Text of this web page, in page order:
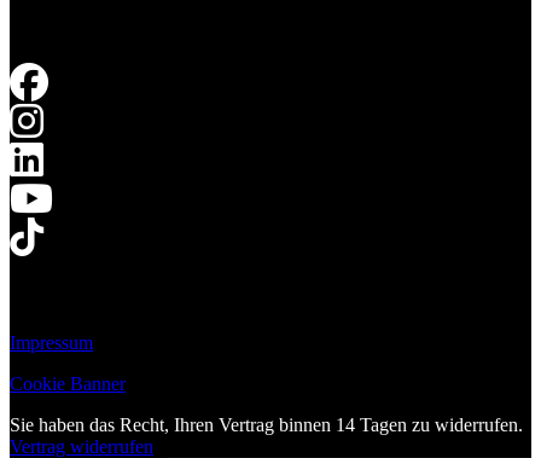
Impressum
Cookie Banner
Sie haben das Recht, Ihren Vertrag binnen 14 Tagen zu widerrufen.
Vertrag widerrufen